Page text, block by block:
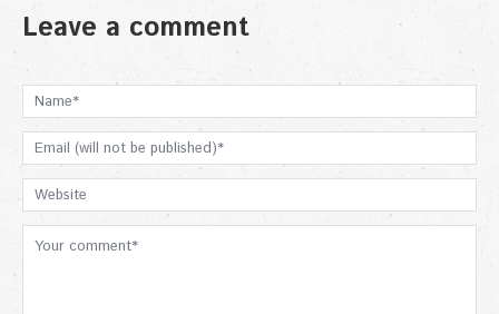
Leave a comment